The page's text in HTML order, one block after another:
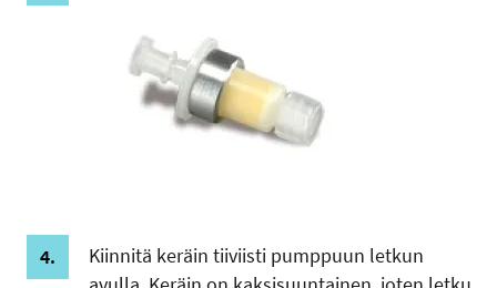
Kiinnitä keräin tiiviisti pumppuun letkun